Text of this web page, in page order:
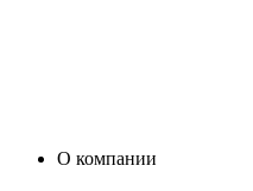
О компании